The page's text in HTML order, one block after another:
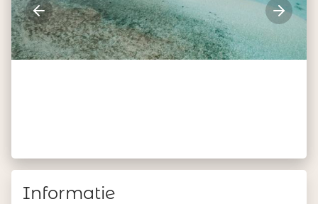
Informatie